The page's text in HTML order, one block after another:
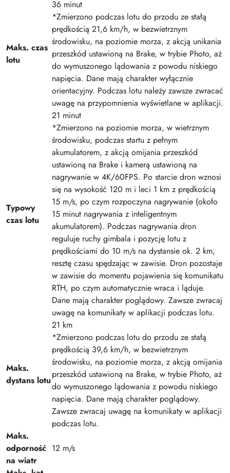
Maks. czas
lotu
36 minut
*Zmierzono podczas lotu do przodu ze stałą
prędkością 21,6 km/h, w bezwietrznym
środowisku, na poziomie morza, z akcją unikania
przeszkód ustawioną na Brake, w trybie Photo, aż
do wymuszonego lądowania z powodu niskiego
napięcia. Dane mają charakter wyłącznie
orientacyjny. Podczas lotu należy zawsze zwracać
uwagę na przypomnienia wyświetlane w aplikacji.
Typowy
czas lotu
21 minut
*Zmierzono na poziomie morza, w wietrznym
środowisku, podczas startu z pełnym
akumulatorem, z akcją omijania przeszkód
ustawioną na Brake i kamerą ustawioną na
nagrywanie w 4K/60FPS. Po starcie dron wznosi
się na wysokość 120 m i leci 1 km z prędkością
15 m/s, po czym rozpoczyna nagrywanie (około
15 minut nagrywania z inteligentnym
akumulatorem). Podczas nagrywania dron
reguluje ruchy gimbala i pozycję lotu z
prędkościami do 10 m/s na dystansie ok. 2 km,
resztę czasu spędzając w zawisie. Dron pozostaje
w zawisie do momentu pojawienia się komunikatu
RTH, po czym automatycznie wraca i ląduje.
Dane mają charakter poglądowy. Zawsze zwracaj
uwagę na komunikaty w aplikacji podczas lotu.
Maks.
dystans lotu
21 km
*Zmierzono podczas lotu do przodu ze stałą
prędkością 39,6 km/h, w bezwietrznym
środowisku, na poziomie morza, z akcją omijania
przeszkód ustawioną na Brake, w trybie Photo, aż
do wymuszonego lądowania z powodu niskiego
napięcia. Dane mają charakter poglądowy.
Zawsze zwracaj uwagę na komunikaty w aplikacji
podczas lotu.
Maks.
odporność
na wiatr
12 m/s